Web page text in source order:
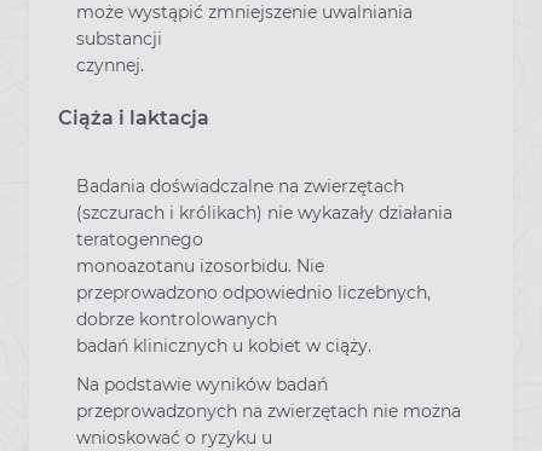
może wystąpić zmniejszenie uwalniania
substancji
czynnej.
Ciąża i laktacja
Badania doświadczalne na zwierzętach
(szczurach i królikach) nie wykazały działania
teratogennego
monoazotanu izosorbidu. Nie
przeprowadzono odpowiednio liczebnych,
dobrze kontrolowanych
badań klinicznych u kobiet w ciąży.
Na podstawie wyników badań
przeprowadzonych na zwierzętach nie można
wnioskować o ryzyku u